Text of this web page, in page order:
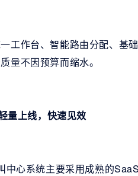
工作台、智能路由分配、基
量不因预算而缩水。
量上线，快速见效
中心系统主要采用成熟的